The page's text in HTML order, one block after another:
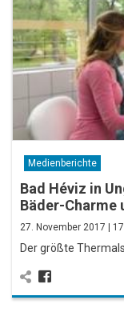
Medienberichte
Bad Héviz in
Bäder-Charme
27. November 2017 |
Der größte